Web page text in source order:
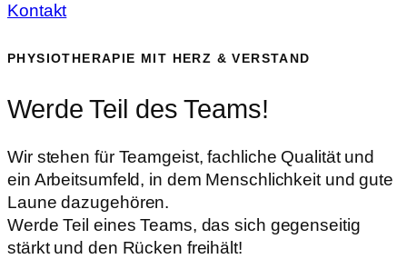
Kontakt
PHYSIOTHERAPIE MIT HERZ & VERSTAND
Werde Teil des Teams!
Wir stehen für Teamgeist, fachliche Qualität und
ein Arbeitsumfeld, in dem Menschlichkeit und gute
Laune dazugehören.
Werde Teil eines Teams, das sich gegenseitig
stärkt und den Rücken freihält!